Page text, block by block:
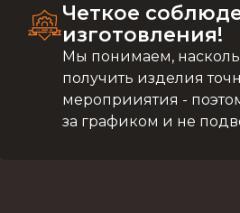
Четкое
изготовления!
Мы понимаем,
получить изделия
мероприиятия -
за графиком и не